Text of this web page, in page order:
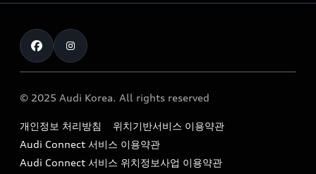
The new Audi A6 Taste Drive 이벤트
myAudiworld
내비게이션 데이터 다운로드
아우디 영상 매뉴얼
서비스 센터
Formula 1
Audi Story
아우디코리아 소식
아우디코리아 소개
아우디 스토리
통신판매업신고번호 : 2024-서울종로-1079
대표자명 : 틸 셰어
딩)
이메일 : audi_m@audi-ccc.co.kr
© 2025 Audi Korea. All rights reserved
개인정보 처리방침
위치기반서비스 이용약관
Audi Connect 서비스 이용약관
Audi Connect 서비스 위치정보사업 이용약관